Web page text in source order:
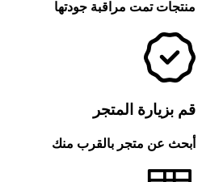
منتجات تمت مراقبة جودتها
قم بزيارة المتجر
أبحث عن متجر بالقرب منك